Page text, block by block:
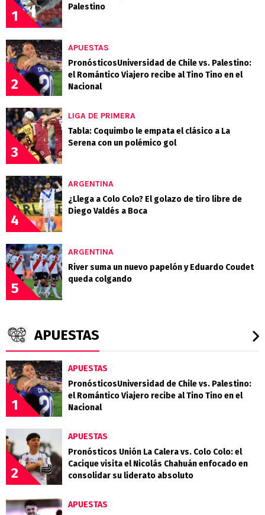
1
Palestino
2
APUESTAS
PronósticosUniversidad de Chile vs. Palestino:
el Romántico Viajero recibe al Tino Tino en el
Nacional
3
LIGA DE PRIMERA
Tabla: Coquimbo le empata el clásico a La
Serena con un polémico gol
4
ARGENTINA
¿Llega a Colo Colo? El golazo de tiro libre de
Diego Valdés a Boca
5
ARGENTINA
River suma un nuevo papelón y Eduardo Coudet
queda colgando
APUESTAS
1
APUESTAS
PronósticosUniversidad de Chile vs. Palestino:
el Romántico Viajero recibe al Tino Tino en el
Nacional
2
APUESTAS
Pronósticos Unión La Calera vs. Colo Colo: el
Cacique visita el Nicolás Chahuán enfocado en
consolidar su liderato absoluto
APUESTAS